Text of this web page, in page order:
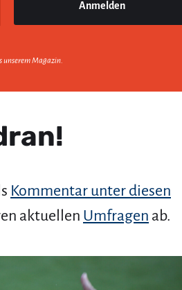
unserem Magazin.
Kommentar unter diesen
aktuellen Umfragen ab.